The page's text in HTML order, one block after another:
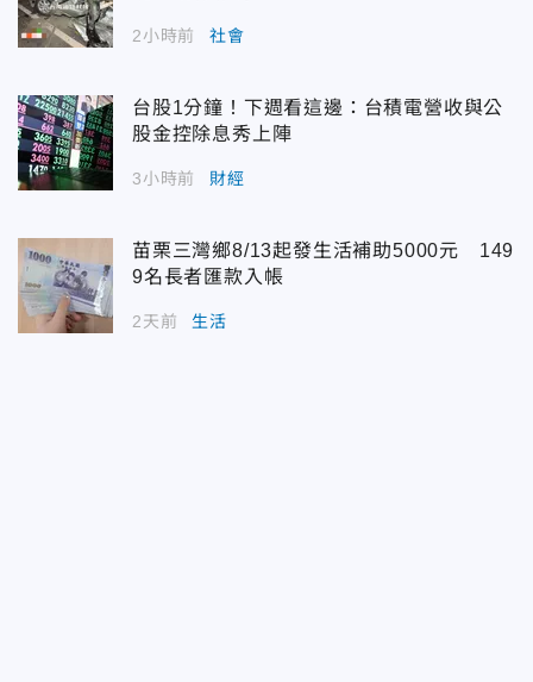
2小時前 社會
台股1分鐘！下週看這邊：台積電營收與公
股金控除息秀上陣
3小時前 財經
苗栗三灣鄉8/13起發生活補助5000元 149
9名長者匯款入帳
2天前 生活